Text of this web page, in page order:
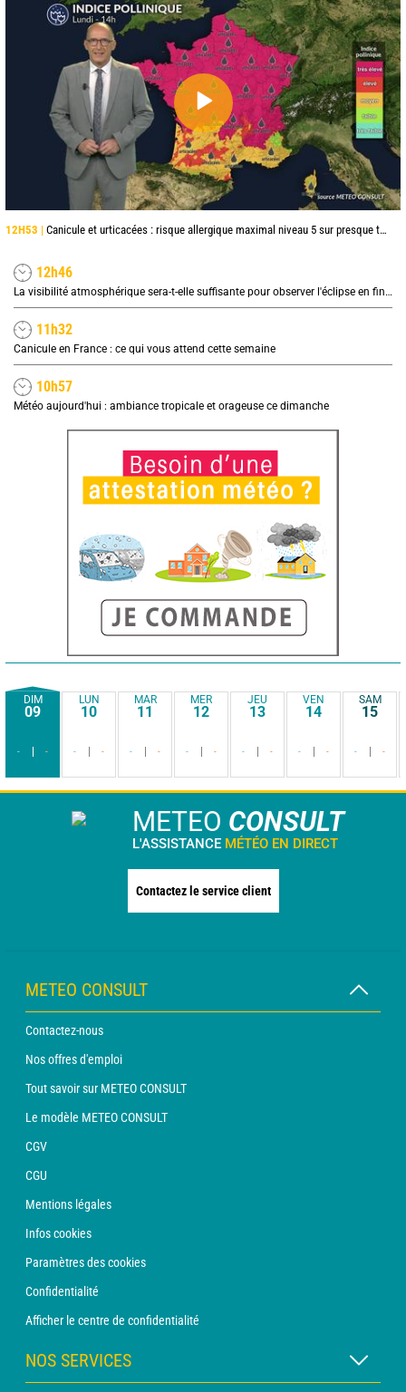
12H53 | Canicule et urticacées : risque allergique maximal niveau 5 sur presque toute la France lundi
12h46
La visibilité atmosphérique sera-t-elle suffisante pour observer l'éclipse en fin de journée ?
11h32
Canicule en France : ce qui vous attend cette semaine
10h57
Météo aujourd'hui : ambiance tropicale et orageuse ce dimanche
DIM
09
- -
LUN
10
- -
MAR
11
- -
MER
12
- -
JEU
13
- -
VEN
14
- -
SAM
15
- -
METEO CONSULT
L'ASSISTANCE MÉTÉO EN DIRECT
Contactez le service client
METEO CONSULT
Contactez-nous
Nos offres d'emploi
Tout savoir sur METEO CONSULT
Le modèle METEO CONSULT
CGV
CGU
Mentions légales
Infos cookies
Paramètres des cookies
Confidentialité
Afficher le centre de confidentialité
NOS SERVICES